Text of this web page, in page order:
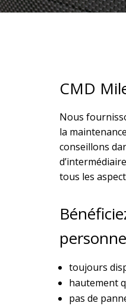
CMD
Nous
la
conseillons
tous les
toujours
hautement
pas de